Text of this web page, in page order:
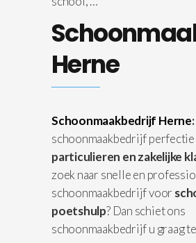
Herne
Schoonmaakbedrijf Herne:
schoonmaakbedrijf
particulieren en zakelijke
zoek naar snelle en
schoonmaakbedrijf voor
poetshulp? Dan schiet ons
schoonmaakbedrijf u graag